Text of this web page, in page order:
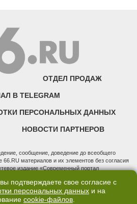
ОТДЕЛ ПРОДАЖ
В TELEGRAM
ПЕРСОНАЛЬНЫХ ДАННЫХ
НОВОСТИ ПАРТНЕРОВ
сообщение, доведение до всеобщего
материалов и их элементов без согласия
издание «Современный портал
технологий и массовых коммуникаций
номер ЭЛ № ФС 77 - 76634 от 02.09.2019
ответственностью "66.ру". Юридический
подтверждаете свое согласие с
персональных данных и на
cookie-файлов.